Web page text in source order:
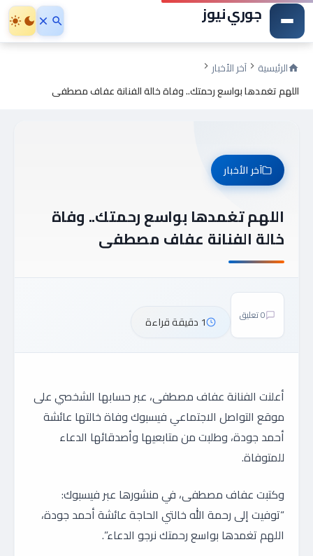
جوري نيوز
الرئيسية
آخر الأخبار
اللهم تغمدها بواسع رحمتك.. وفاة خالة الفنانة عفاف مصطفى
آخر الأخبار
اللهم تغمدها بواسع رحمتك.. وفاة
خالة الفنانة عفاف مصطفى
0 تعليق 1 دقيقة قراءة
أعلنت الفنانة عفاف مصطفى، عبر حسابها الشخصي على
موقع التواصل الاجتماعي فيسبوك وفاة خالتها عائشة
أحمد جودة، وطلبت من متابعيها وأصدقائها الدعاء
للمتوفاة.
وكتبت عفاف مصطفى، في منشورها عبر فيسبوك:
“توفيت إلى رحمة الله خالتي الحاجة عائشة أحمد جودة،
اللهم تغمدها بواسع رحمتك نرجو الدعاء”.